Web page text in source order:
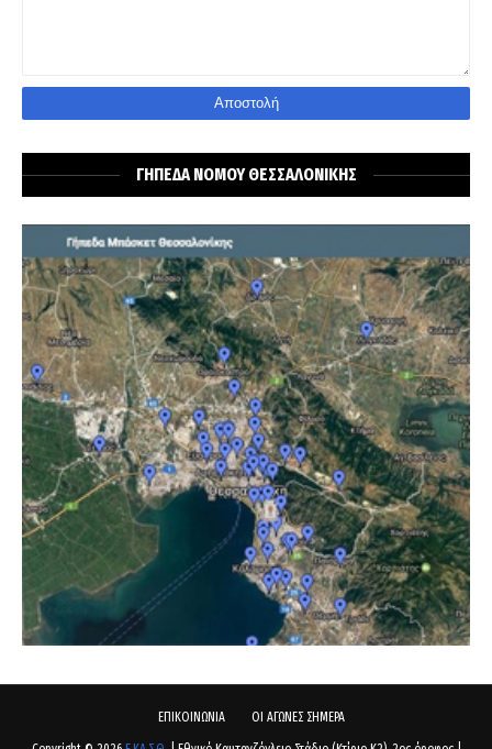
ΓΗΠΕΔΑ ΝΟΜΟΥ ΘΕΣΣΑΛΟΝΙΚΗΣ
ΕΠΙΚΟΙΝΩΝΙΑ ΟΙ ΑΓΩΝΕΣ ΣΗΜΕΡΑ